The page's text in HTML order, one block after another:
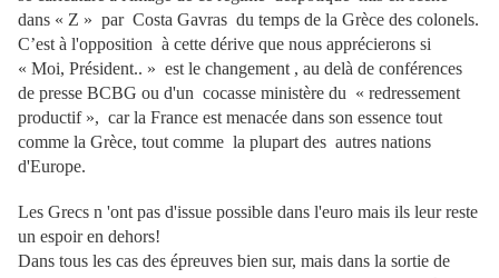
dans « Z » par Costa Gavras du temps de la Grèce des colonels.
C’est à l'opposition à cette dérive que nous apprécierons si
« Moi, Président.. » est le changement , au delà de conférences
de presse BCBG ou d'un cocasse ministère du « redressement
productif », car la France est menacée dans son essence tout
comme la Grèce, tout comme la plupart des autres nations
d'Europe.
Les Grecs n 'ont pas d'issue possible dans l'euro mais ils leur reste
un espoir en dehors!
Dans tous les cas des épreuves bien sur, mais dans la sortie de